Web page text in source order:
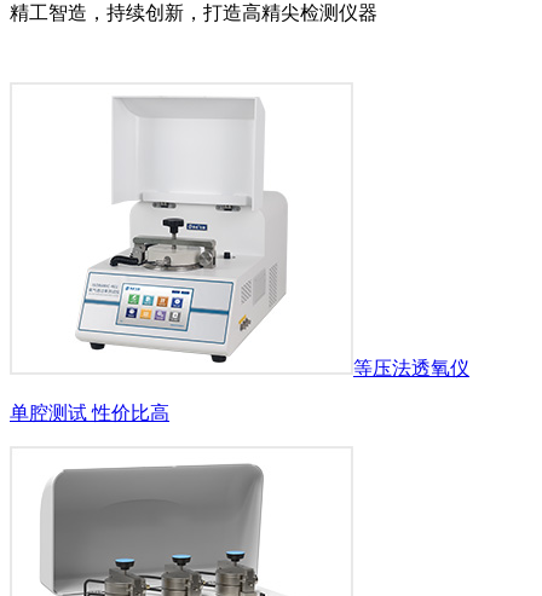
精工智造，持续创新，打造高精尖检测仪器
等压法透氧仪
单腔测试 性价比高